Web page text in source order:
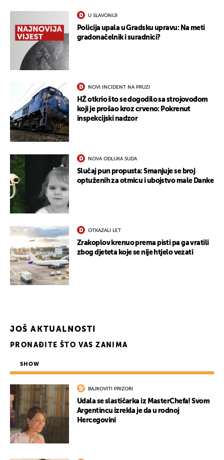
U SLAVONIJI
Policija upala u Gradsku upravu: Na meti
gradonačelnik i suradnici?
NOVI INCIDENT NA PRUZI
HŽ otkrio što se dogodilo sa strojovođom
koji je prošao kroz crveno: Pokrenut
inspekcijski nadzor
NOVA ODLUKA SUDA
Slučaj pun propusta: Smanjuje se broj
optuženih za otmicu i ubojstvo male Danke
OTKAZALI LET
Zrakoplov krenuo prema pisti pa ga vratili
zbog djeteta koje se nije htjelo vezati
JOŠ AKTUALNOSTI
PRONAĐITE ŠTO VAS ZANIMA
SHOW
BAJKOVITI PRIZORI
Udala se slastičarka iz MasterChefa! Svom
Argentincu izrekla je da u rodnoj
Hercegovini
UKLJUČITE NOTIFIKACIJE